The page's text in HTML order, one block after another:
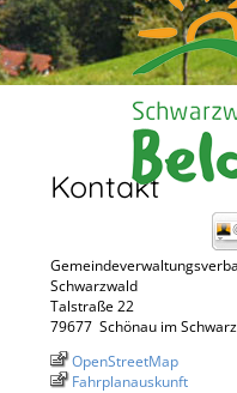
Kontakt
Schwarzwald
Talstraße 22
79677 Schönau im
OpenStreetMap
Fahrplanauskunft